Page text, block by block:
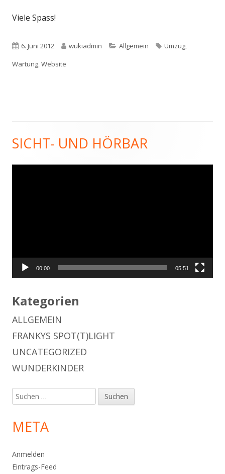
Viele Spass!
Veröffentlicht
am
6. Juni 2012 Autor
wukiadmin Kategorien
Allgemein Schlagwörter
Umzug,
Wartung,Website
Haupt-
Seitenleiste
SICHT- UND HÖRBAR
00:00 05:51
Kategorien
ALLGEMEIN
FRANKYS SPOT(T)LIGHT
UNCATEGORIZED
WUNDERKINDER
Suchen
nach:
META
Anmelden
Eintrags-Feed